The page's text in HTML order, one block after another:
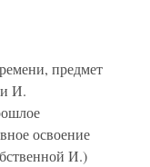
предмет
И.
освоение
И.)